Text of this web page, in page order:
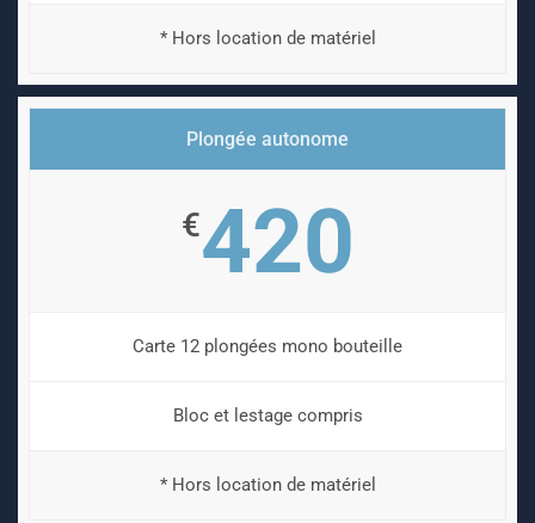
* Hors location de matériel
Plongée autonome
€420
Carte 12 plongées mono bouteille
Bloc et lestage compris
* Hors location de matériel